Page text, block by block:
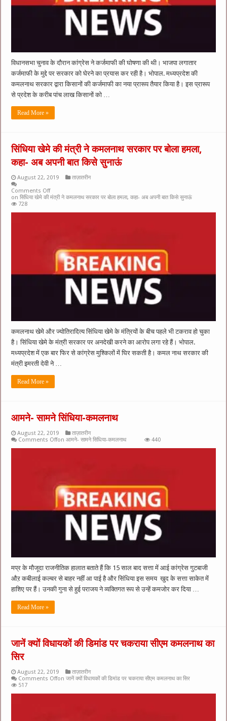
विधानसभा चुनाव के दौरान कांग्रेस ने कर्जमाफी की घोषणा की थी। भाजपा लगातार
कर्जमाफी के मुद्दे पर सरकार को घेरने का प्रयास कर रही है। भोपाल. मध्यप्रदेश की
कमलनाथ सरकार द्वारा किसानों की कर्जमाफी का नया प्रारूप तैयार किया है। इस प्रारूप
से प्रदेश के करीब पांच लाख किसानों को …
Read More »
सिंधिया खेमे की मंत्री ने कमलनाथ सरकार पर बोला हमला,
कहा- अब अपनी बात किसे सुनाऊं
August 22, 2019
ताज़ातरीन
Comments Off
on सिंधिया खेमे की मंत्री ने कमलनाथ सरकार पर बोला हमला, कहा- अब अपनी बात किसे सुनाऊं
728
कमलनाथ खेमे और ज्योतिरादित्य सिंधिया खेमे के मंत्रियों के बीच पहले भी टकराव हो चुका
है। सिंधिया खेमे के मंत्री सरकार पर अनदेखी करने का आरोप लगा रहे हैं। भोपाल.
मध्यप्रदेश में एक बार फिर से कांग्रेस मुश्किलों में घिर सकती है। कमल नाथ सरकार की
मंत्री इमरती देवी ने …
Read More »
आमने- सामने सिंधिया-कमलनाथ
August 22, 2019
ताज़ातरीन
Comments Offon आमने- सामने सिंधिया-कमलनाथ 440
मप्र के मौजूदा राजनीतिक हालात बताते हैं कि 15 साल बाद सत्ता में आई कांग्रेस गुटबाजी
औऱ कबीलाई कल्चर से बाहर नहीं आ पाई है और सिंधिया इस समय खुद के सत्ता साकेत में
हाशिए पर हैं। उनकी गुना से हुई पराजय ने व्यक्तिगत रूप से उन्हें कमजोर कर दिया …
Read More »
जानें क्यों विधायकों की डिमांड पर चकराया सीएम कमलनाथ का
सिर
August 22, 2019
ताज़ातरीन
Comments Offon जानें क्यों विधायकों की डिमांड पर चकराया सीएम कमलनाथ का सिर
517